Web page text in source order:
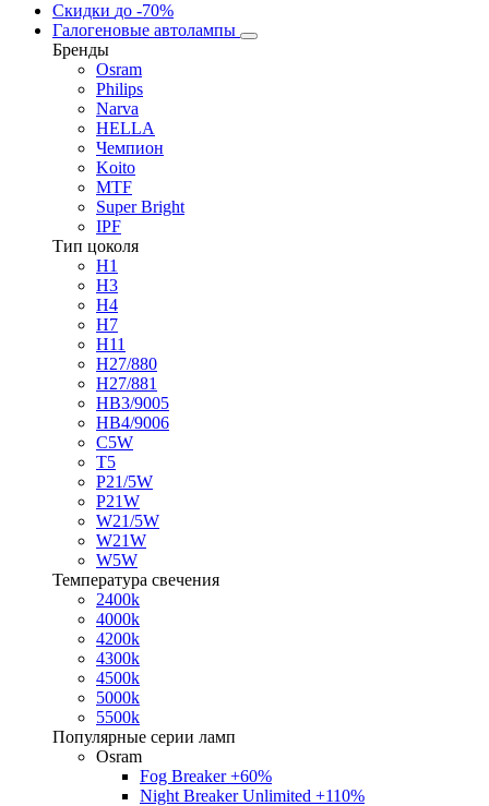
Скидки до -70%
Галогеновые автолампы
Бренды
Osram
Philips
Narva
HELLA
Чемпион
Koito
MTF
Super Bright
IPF
Тип цоколя
H1
H3
H4
H7
H11
H27/880
H27/881
HB3/9005
HB4/9006
C5W
T5
P21/5W
P21W
W21/5W
W21W
W5W
Температура свечения
2400k
4000k
4200k
4300k
4500k
5000k
5500k
Популярные серии ламп
Osram
Fog Breaker +60%
Night Breaker Unlimited +110%